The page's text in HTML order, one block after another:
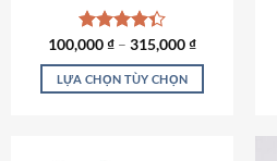
Được xếp
hạng4.33
5 sao
100,000₫ – 315,000₫
LỰA CHỌN TÙY CHỌN